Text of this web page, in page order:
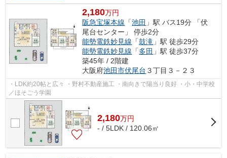
2,180万円
阪急宝塚本線 「池田 」駅 バス19分 「伏
尾台センター」 停歩2分
能勢電鉄妙見線 「鼓滝 」駅 徒歩29分
能勢電鉄妙見線 「多田 」駅 徒歩37分
築45年 / 2階建
大阪府池田市伏尾台 ３丁目３－２３
・LDK約20帖と広々 ・野村不動産施工 ・南向きで陽当り良好 ・小・中学校
／ほそごう学園
2,180万円
- / 5LDK / 120.06㎡